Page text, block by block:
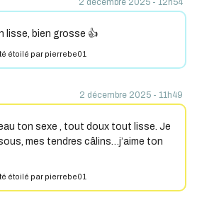
2 décembre 2025 - 12h54
lisse, bien grosse 👍
étoilé par pierrebe01
2 décembre 2025 - 11h49
ton sexe , tout doux tout lisse. Je
mes tendres câlins…j’aime ton
étoilé par pierrebe01